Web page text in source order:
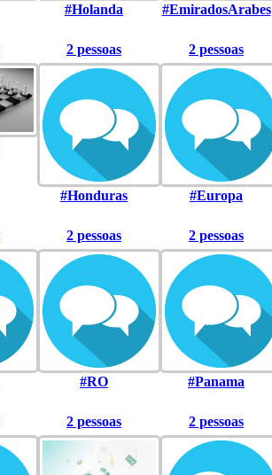
#Holanda #EmiradosArabes
2 pessoas
#Honduras
2 pessoas
#Europa
2 pessoas
#RO
2 pessoas
#Panama
2 pessoas 2 pessoas